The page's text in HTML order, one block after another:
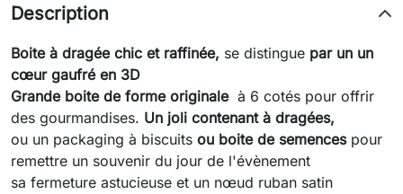
Description
Boite à dragée chic et raffinée, se distingue par un un
cœur gaufré en 3D
Grande boite de forme originaleà 6 cotés pour offrir
des gourmandises. Un joli contenant à dragées,
ou un packaging à biscuits ou boite de semencespour
remettre un souvenir du jour de l'évènement
sa fermeture astucieuse et un nœud ruban satin